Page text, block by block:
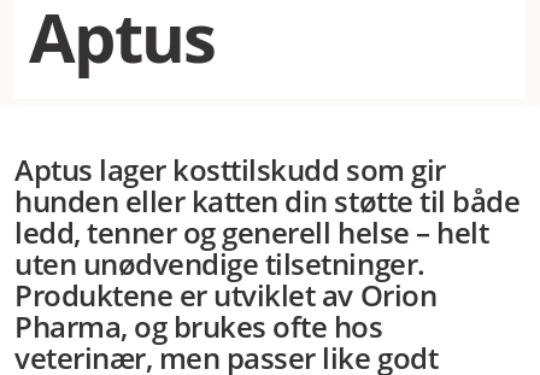
Aptus
Aptus lager kosttilskudd som gir
hunden eller katten din støtte til både
ledd, tenner og generell helse – helt
uten unødvendige tilsetninger.
Produktene er utviklet av Orion
Pharma, og brukes ofte hos
veterinær, men passer like godt